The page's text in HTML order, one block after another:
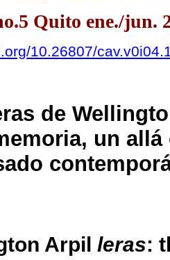
Quito ene./jun.
10.26807/
de
un allá
Arpil leras: